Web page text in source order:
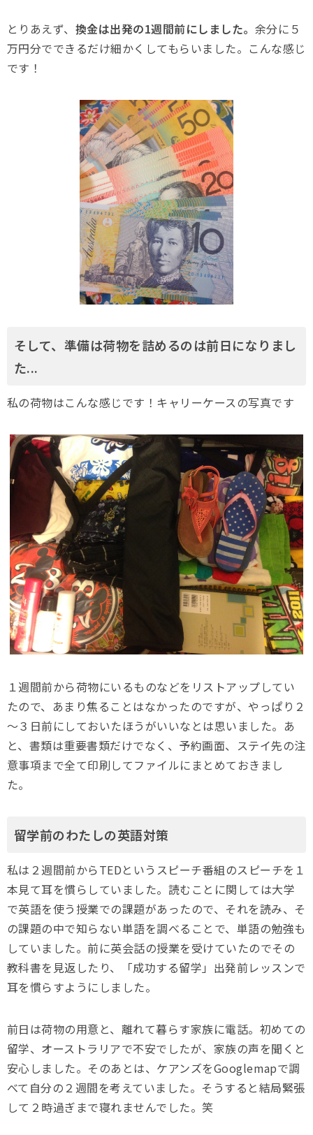
とりあえず、 換金は出発の1週間前にしました。 余分に５
万円分でできるだけ細かくしてもらいました。こんな感じ
です！
そして、準備は荷物を詰めるのは前日になりまし
た...
私の荷物はこんな感じです！キャリーケースの写真です
１週間前から荷物にいるものなどをリストアップしてい
たので、あまり焦ることはなかったのですが、やっぱり２
～３日前にしておいたほうがいいなとは思いました。あ
と、書類は重要書類だけでなく、予約画面、ステイ先の注
意事項まで全て印刷してファイルにまとめておきまし
た。
留学前のわたしの英語対策
私は２週間前からTEDというスピーチ番組のスピーチを１
本見て耳を慣らしていました。読むことに関しては大学
で英語を使う授業での課題があったので、それを読み、そ
の課題の中で知らない単語を調べることで、単語の勉強も
していました。前に英会話の授業を受けていたのでその
教科書を見返したり、「成功する留学」出発前レッスンで
耳を慣らすようにしました。
前日は荷物の用意と、離れて暮らす家族に電話。初めての
留学、オーストラリアで不安でしたが、家族の声を聞くと
安心しました。そのあとは、ケアンズをGooglemapで調
べて自分の２週間を考えていました。そうすると結局緊張
して２時過ぎまで寝れませんでした。笑